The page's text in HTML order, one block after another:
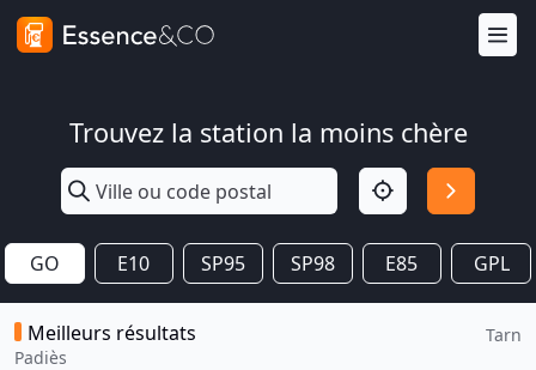
Trouvez la station la moins chère
GO E10 SP95 SP98 E85 GPL
Meilleurs résultats
Padiès
Tarn